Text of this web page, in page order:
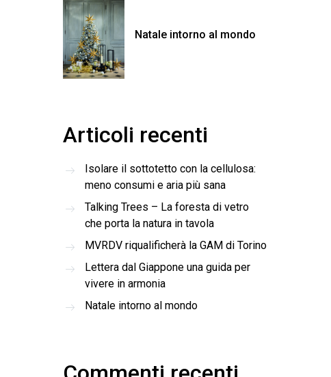
Natale intorno al mondo
Articoli recenti
Isolare il sottotetto con la cellulosa:
meno consumi e aria più sana
Talking Trees – La foresta di vetro
che porta la natura in tavola
MVRDV riqualificherà la GAM di Torino
Lettera dal Giappone una guida per
vivere in armonia
Natale intorno al mondo